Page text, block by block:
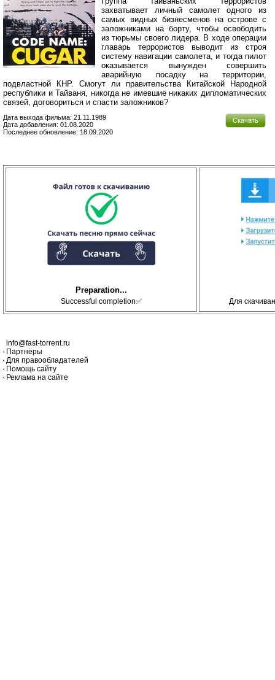
захватывает личный самолет одного из
самых видных бизнесменов на острове с
заложниками на борту, чтобы освободить
из тюрьмы своего лидера. В ходе операции
главарь террористов выводит из строя
систему навигации самолета, и тогда пилот
оказывается вынужден совершить
аварийную посадку на территории,
подвластной КНР. Смогут ли правительства Китайской Народной
республики и Тайваня, никогда не имевшие никаких дипломатических
связей, договориться и спасти заложников?
Скачать
Дата выхода фильма: 21.11.1989
Дата добавления: 01.08.2020
Последнее обновление: 18.09.2020
Preparation...
Successful completion✅ Для
info@fast-torrent.ru
Партнёры
Для правообладателей
Помощь сайту
Реклама на сайте